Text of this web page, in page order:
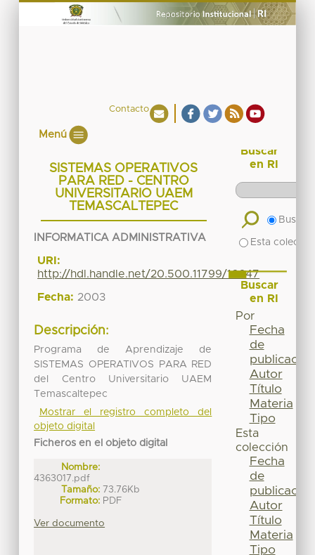
Contacto
Menú
SISTEMAS OPERATIVOS
PARA RED - CENTRO
UNIVERSITARIO UAEM
TEMASCALTEPEC
INFORMATICA ADMINISTRATIVA
URI:
http://hdl.handle.net/20.500.11799/16647
Fecha: 2003
Descripción:
Programa de Aprendizaje de
SISTEMAS OPERATIVOS PARA RED
del Centro Universitario UAEM
Temascaltepec
Mostrar el registro completo del
objeto digital
Ficheros en el objeto digital
Nombre:
4363017.pdf
Tamaño: 73.76Kb
Formato: PDF
Ver documento
Buscar
en RI
Buscar
Esta
Buscar
en RI
Por
Fecha
de
publicación
Autor
Título
Materia
Tipo
Esta
colección
Fecha
de
publicación
Autor
Título
Materia
Tipo